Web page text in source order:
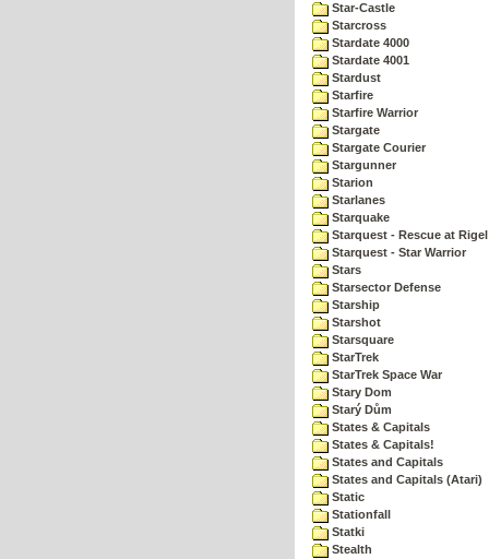
Star-Castle
Starcross
Stardate 4000
Stardate 4001
Stardust
Starfire
Starfire Warrior
Stargate
Stargate Courier
Stargunner
Starion
Starlanes
Starquake
Starquest - Rescue at Rigel
Starquest - Star Warrior
Stars
Starsector Defense
Starship
Starshot
Starsquare
StarTrek
StarTrek Space War
Stary Dom
Starý Dům
States & Capitals
States & Capitals!
States and Capitals
States and Capitals (Atari)
Static
Stationfall
Statki
Stealth